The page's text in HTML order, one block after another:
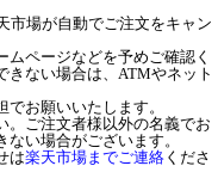
市場が自動でご注文をキャン
ページなどを予めご確認く
きない場合は、ATMやネット
お願いいたします。
ご注文者様以外の名義でお
い場合がございます。
は楽天市場までご連絡 くださ